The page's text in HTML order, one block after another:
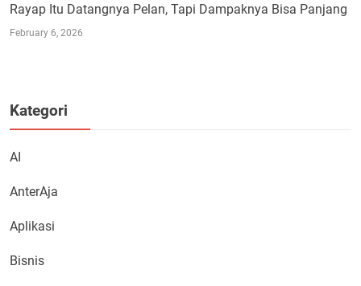
Rayap Itu Datangnya Pelan, Tapi Dampaknya Bisa Panjang
February 6, 2026
Kategori
AI
AnterAja
Aplikasi
Bisnis